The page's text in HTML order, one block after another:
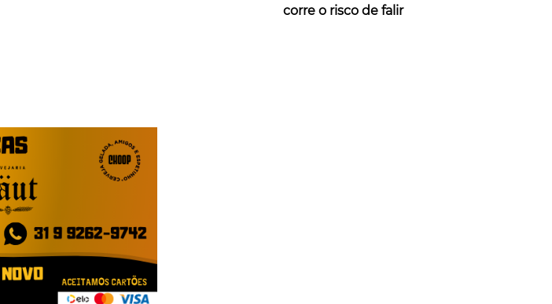
corre o risco de falir